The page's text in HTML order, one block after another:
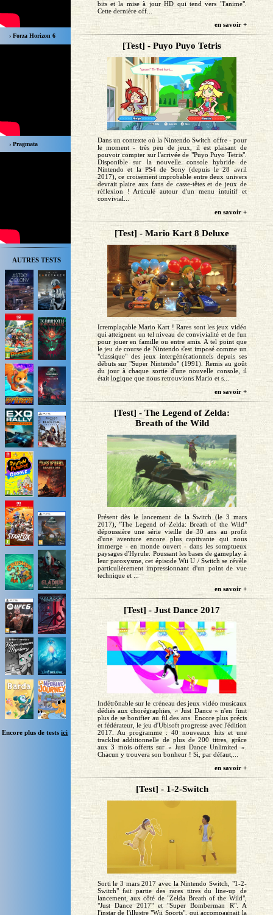
› Forza Horizon 6
› Pragmata
AUTRES TESTS
Encore plus de testsici
bits et la mise à jour HD qui tend vers "l'anime".
Cette dernière off...
en savoir +
[Test] - Puyo Puyo Tetris
Dans un contexte où la Nintendo Switch offre - pour
le moment - très peu de jeux, il est plaisant de
pouvoir compter sur l'arrivée de "Puyo Puyo Tetris".
Disponible sur la nouvelle console hybride de
Nintendo et la PS4 de Sony (depuis le 28 avril
2017), ce croisement improbable entre deux univers
devrait plaire aux fans de casse-têtes et de jeux de
réflexion ! Articulé autour d'un menu intuitif et
convivial...
en savoir +
[Test] - Mario Kart 8 Deluxe
Irremplaçable Mario Kart ! Rares sont les jeux vidéo
qui atteignent un tel niveau de convivialité et de fun
pour jouer en famille ou entre amis. A tel point que
le jeu de course de Nintendo s'est imposé comme un
"classique" des jeux intergénérationnels depuis ses
débuts sur "Super Nintendo" (1991). Remis au goût
du jour à chaque sortie d'une nouvelle console, il
était logique que nous retrouvions Mario et s...
en savoir +
[Test] - The Legend of Zelda:
Breath of the Wild
Présent dès le lancement de la Switch (le 3 mars
2017), "The Legend of Zelda: Breath of the Wild"
dépoussière une série vieille de 30 ans au profit
d'une aventure encore plus captivante qui nous
immerge - en monde ouvert - dans les somptueux
paysages d'Hyrule. Poussant les bases de gameplay à
leur paroxysme, cet épisode Wii U / Switch se révèle
particulièrement impressionnant d'un point de vue
technique et ...
en savoir +
[Test] - Just Dance 2017
Indétrônable sur le créneau des jeux vidéo musicaux
dédiés aux chorégraphies, « Just Dance » n'en finit
plus de se bonifier au fil des ans. Encore plus précis
et fédérateur, le jeu d'Ubisoft progresse avec l'édition
2017. Au programme : 40 nouveaux hits et une
tracklist additionnelle de plus de 200 titres, grâce
aux 3 mois offerts sur « Just Dance Unlimited ».
Chacun y trouvera son bonheur ! Si, par défaut,...
en savoir +
[Test] - 1-2-Switch
Sorti le 3 mars 2017 avec la Nintendo Switch, "1-2-
Switch" fait partie des rares titres du line-up de
lancement, aux côté de "Zelda Breath of the Wild",
"Just Dance 2017" et "Super Bomberman R". A
l'instar de l'illustre "Wii Sports", qui accompagnait la